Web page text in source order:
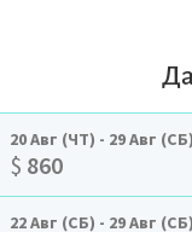
20Авг (ЧТ) - 29Авг (СБ)
$ 860
22Авг (СБ) - 29Авг (СБ)